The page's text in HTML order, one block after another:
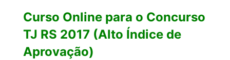
Curso Online para o Concurso
TJ RS 2017 (Alto Índice de
Aprovação)